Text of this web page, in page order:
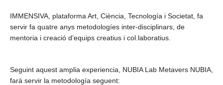
IMMENSIVA, plataforma Art, Ciència, Tecnología i Societat, fa
servir fa quatre anys metodologíes inter-disciplinars, de
mentoria i creació d’equips creatius i col.laboratius.
Seguint aquest amplia experiencia, NUBIA Lab Metavers NUBIA,
farà servir la metodología seguent: